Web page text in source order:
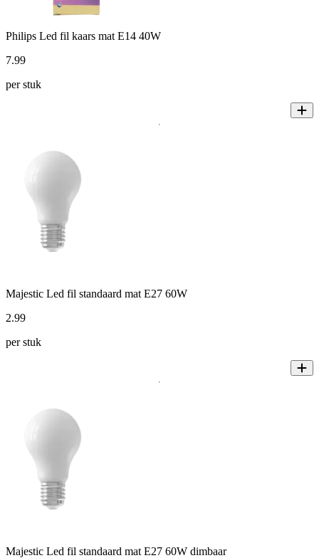
Philips Led fil kaars mat E14 40W
7.99
per stuk
Majestic Led fil standaard mat E27 60W
2.99
per stuk
Majestic Led fil standaard mat E27 60W dimbaar